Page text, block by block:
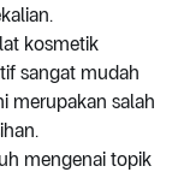
kosmetik
sangat mudah
merupakan salah
mengenai topik